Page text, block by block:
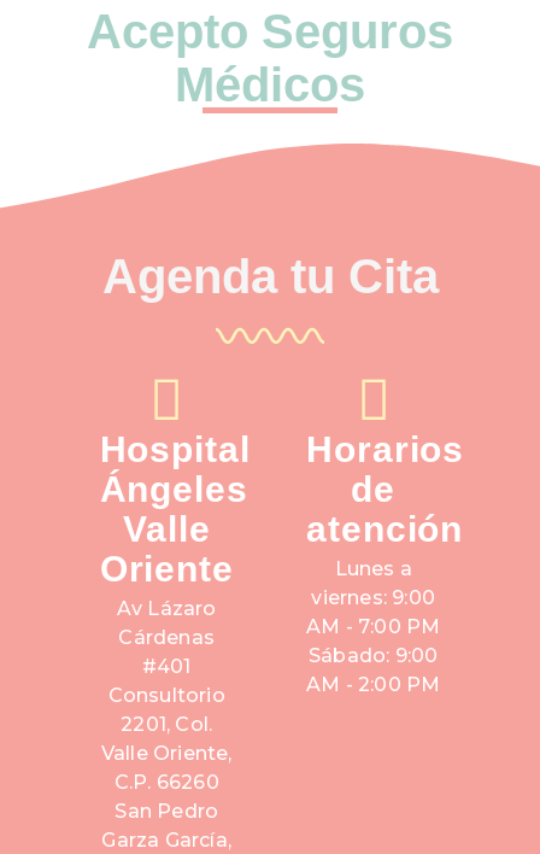
Acepto Seguros
Médicos
Agenda tu Cita
Hospital
Ángeles
Valle
Oriente
Av Lázaro
Cárdenas
#401
Consultorio
2201, Col.
Valle Oriente,
C.P. 66260
San Pedro
Garza García,
Horarios
de
atención
Lunes a
viernes: 9:00
AM - 7:00 PM
Sábado: 9:00
AM - 2:00 PM